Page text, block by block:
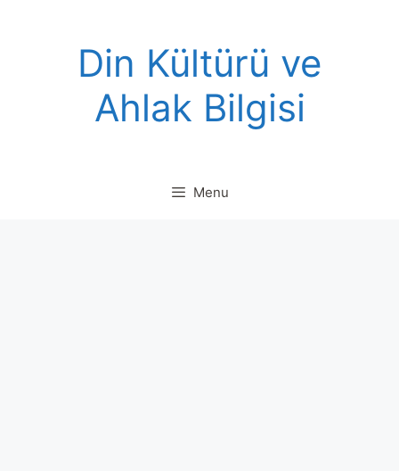
Din Kültürü ve
Ahlak Bilgisi
Menu